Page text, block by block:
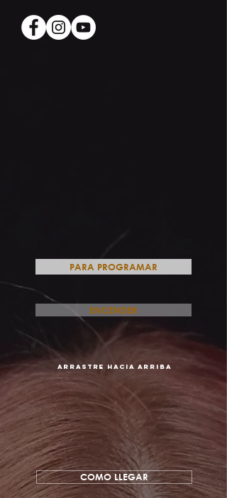
PARA PROGRAMAR
arrastre hacia arriba
ENCENDER
COMO LLEGAR